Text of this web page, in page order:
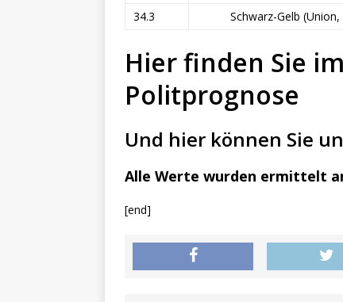
34.3
Schwarz-Gelb (Union,
Hier finden Sie
Politprognose
Und hier können Sie
Alle Werte wurden ermittelt
[end]